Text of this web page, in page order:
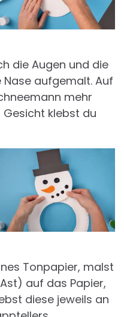
die Augen und die
aufgemalt. Auf
mehr
klebst du
Tonpapier, malst
auf das Papier,
diese jeweils an